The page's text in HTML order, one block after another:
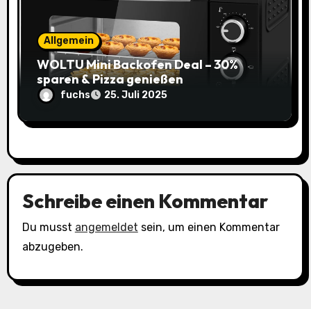
Allgemein
WOLTU Mini Backofen Deal – 30%
sparen & Pizza genießen
fuchs 25. Juli 2025
Schreibe einen Kommentar
Du musst angemeldet sein, um einen Kommentar
abzugeben.